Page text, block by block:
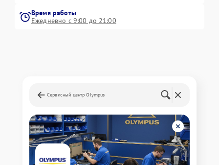
Время работы
Ежедневно с 9:00 до 21:00
Сервисный центр Olympus